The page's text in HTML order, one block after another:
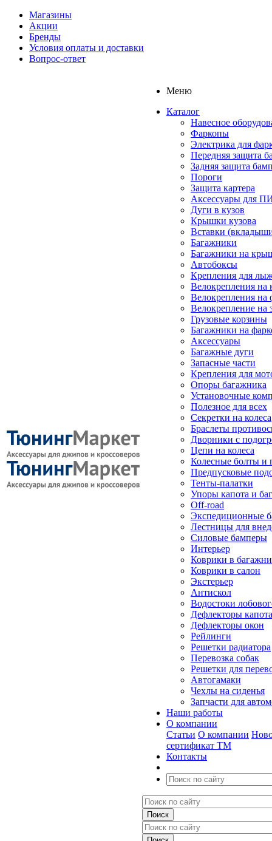
Магазины
Акции
Бренды
Условия оплаты и доставки
Вопрос-ответ
Меню
Каталог
Навесное
Фаркопы
Электрика для
Передняя защита
Задняя защита
Пороги
Защита картера
Аксессуары для
Дуги в кузов
Крышки кузова
Вставки
Багажники
Багажники на
Автобоксы
Крепления для
Велокрепления
Велокрепления на
Велокрепление на
Грузовые корзины
Багажники на
Аксессуары
Багажные дуги
Запасные части
Крепления для
Опоры багажника
Установочные
Полезное для всех
Секретки на колеса
Браслеты
Дворники с
Цепи на колеса
Колесные болты и
Предпусковые
Тенты-палатки
Упоры капота и
Off-road
Экспедиционные
Лестницы для
Силовые бамперы
Интерьер
Коврики в
Коврики в салон
Экстерьер
Антискол
Водостоки
Дефлекторы капота
Дефлекторы окон
Рейлинги
Решетки радиатора
Перевозка собак
Решетки для
Автогамаки
Чехлы на сиденья
Запчасти для
Наши работы
О компании
Статьи О компании
сертификат ТМ
Контакты